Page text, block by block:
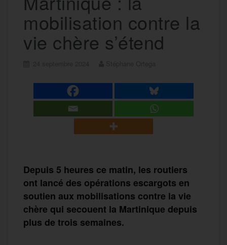
mobilisation contre la
vie chère s’étend
Depuis 5 heures ce matin, les routiers
ont lancé des opérations escargots en
soutien aux mobilisations contre la vie
chère qui secouent la Martinique depuis
plus de trois semaines.